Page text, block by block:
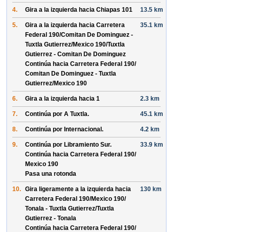
4. Gira a la izquierda hacia Chiapas 101 13.5 km
5. Gira a la izquierda hacia Carretera
Federal 190/Comitan De Dominguez -
Tuxtla Gutierrez/Mexico 190/Tuxtla
Gutierrez - Comitan De Dominguez
Continúa hacia Carretera Federal 190/
Comitan De Dominguez - Tuxtla
Gutierrez/Mexico 190
35.1 km
6. Gira a la izquierda hacia 1 2.3 km
7. Continúa por A Tuxtla. 45.1 km
8. Continúa por Internacional . 4.2 km
9. Continúa por Libramiento Sur.
Continúa hacia Carretera Federal 190/
Mexico 190
Pasa una rotonda
33.9 km
10. Gira ligeramente a la izquierda hacia
Carretera Federal 190/Mexico 190/
Tonala - Tuxtla Gutierrez/Tuxtla
Gutierrez - Tonala
Continúa hacia Carretera Federal 190/
130 km